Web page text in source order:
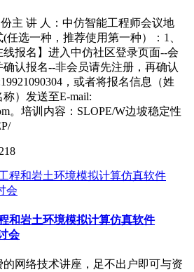
主 讲 人：中仿智能工程师会议地
任选一种，推荐使用第一种）：1、
线报名】进入中仿社区登录页面--会
确认报名--非会员请先注册，再确认
，或者将报名信息（姓
）发送至E-mail:
。培训内容：SLOPE/W边坡稳定性
218
和岩土环境模拟计算仿真软件
会
网络技术讲座，足不出户即可与资